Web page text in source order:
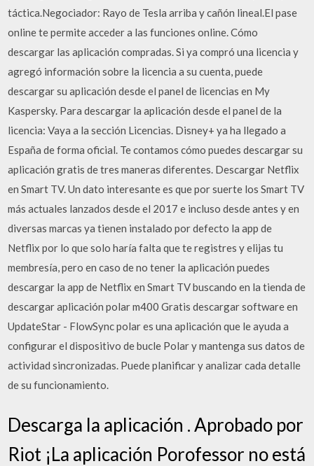
táctica.Negociador: Rayo de Tesla arriba y cañón lineal.El pase
online te permite acceder a las funciones online. Cómo
descargar las aplicación compradas. Si ya compró una licencia y
agregó información sobre la licencia a su cuenta, puede
descargar su aplicación desde el panel de licencias en My
Kaspersky. Para descargar la aplicación desde el panel de la
licencia: Vaya a la sección Licencias. Disney+ ya ha llegado a
España de forma oficial. Te contamos cómo puedes descargar su
aplicación gratis de tres maneras diferentes. Descargar Netflix
en Smart TV. Un dato interesante es que por suerte los Smart TV
más actuales lanzados desde el 2017 e incluso desde antes y en
diversas marcas ya tienen instalado por defecto la app de
Netflix por lo que solo haría falta que te registres y elijas tu
membresía, pero en caso de no tener la aplicación puedes
descargar la app de Netflix en Smart TV buscando en la tienda de
descargar aplicación polar m400 Gratis descargar software en
UpdateStar - FlowSync polar es una aplicación que le ayuda a
configurar el dispositivo de bucle Polar y mantenga sus datos de
actividad sincronizadas. Puede planificar y analizar cada detalle
de su funcionamiento.
Descarga la aplicación . Aprobado por
Riot ¡La aplicación Porofessor no está